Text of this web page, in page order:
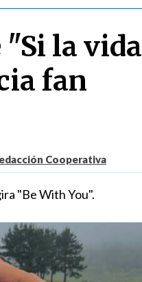
la
fan
Cooperativa
"Be With You".